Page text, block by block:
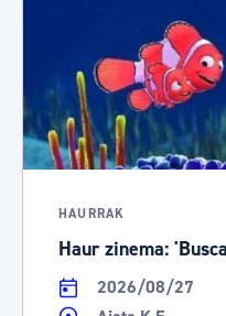
HAURRAK
Haur zinema:
2026/08/27